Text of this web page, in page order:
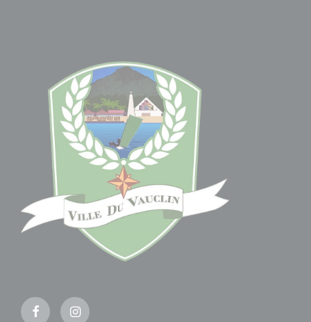
FacebookInstagram